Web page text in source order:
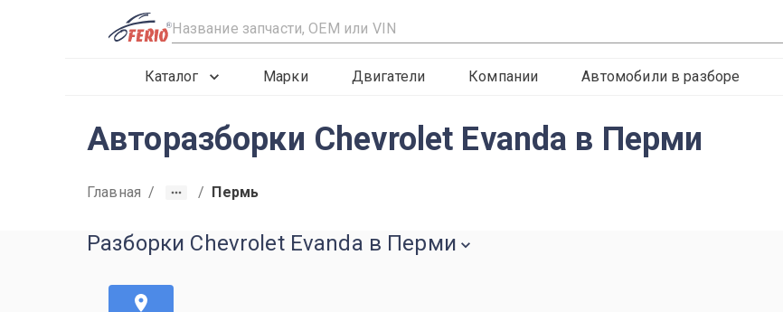
R
Каталог Марки Двигатели Компании Автомобили в разборе
Авторазборки Chevrolet Evanda в Перми
Главная / / Пермь
Разборки Chevrolet Evanda в Перми